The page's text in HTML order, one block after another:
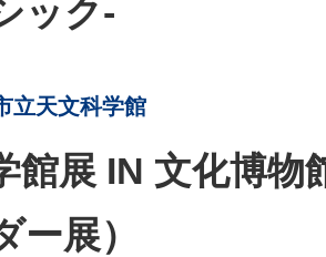
ック-
立天文科学館
館展 IN 文化博物
ー展）